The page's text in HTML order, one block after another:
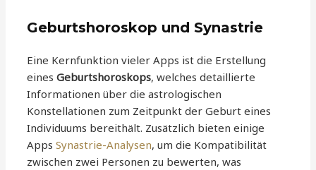
Geburtshoroskop und Synastrie
Eine Kernfunktion vieler Apps ist die Erstellung
einesGeburtshoroskops, welches detaillierte
Informationen über die astrologischen
Konstellationen zum Zeitpunkt der Geburt eines
Individuums bereithält. Zusätzlich bieten einige
AppsSynastrie-Analysen, um die Kompatibilität
zwischen zwei Personen zu bewerten, was